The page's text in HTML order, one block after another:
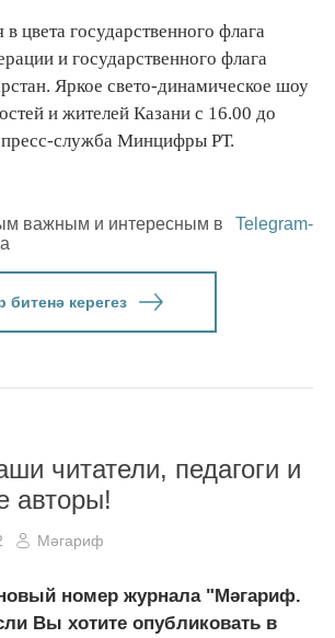
цвета государственного флага
и государственного флага
Яркое свето-динамическое шоу
и жителей Казани с 16.00 до
служба Минцифры РТ.
важным и интересным в
Telegram-
битенә керегез
читатели, педагоги и
авторы!
Мәгариф
номер журнала "Мәгариф.
Вы хотите опубликовать в